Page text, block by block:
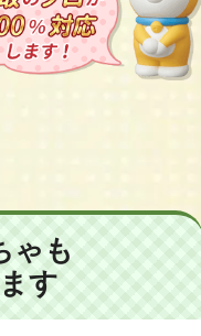
ゃも
す